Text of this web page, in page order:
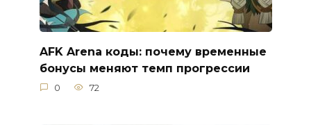
AFK Arena коды: почему временные
бонусы меняют темп прогрессии
0 72